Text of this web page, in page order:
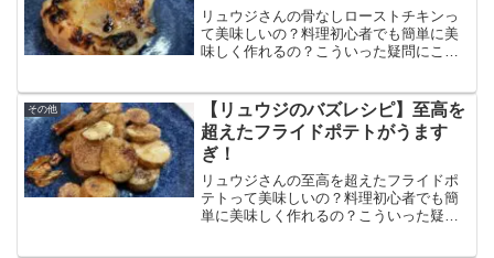
リュウジさんの骨なしローストチキンっ
て美味しいの？料理初心者でも簡単に美
味しく作れるの？こういった疑問にこた
とめています。皮はパリッと中はジュー
シーで鶏肉の旨味が最高！
その他
【リュウジのバズレシピ】至高を
超えたフライドポテトがうます
ぎ！
リュウジさんの至高を超えたフライドポ
テトって美味しいの？料理初心者でも簡
単に美味しく作れるの？こういった疑問